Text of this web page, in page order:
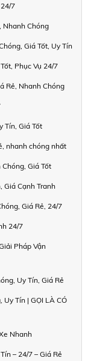
7
Nhanh Chóng
Giá Tốt, Uy Tín
Phục Vụ 24/7
Rẻ, Nhanh Chóng
Tín, Giá Tốt
nhanh chóng nhất
Giá Tốt
Giá Cạnh Tranh
Giá Rẻ, 24/7
24/7
Pháp Vận
Uy Tín, Giá Rẻ
Uy Tín | GỌI LÀ CÓ
Nhanh
– 24/7 – Giá Rẻ